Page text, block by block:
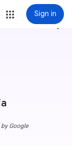
Sign in
more_vert
Google